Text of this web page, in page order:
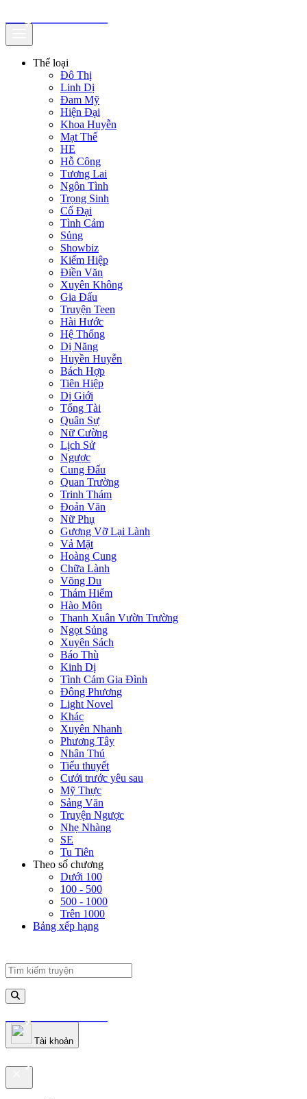
Thể loại
Đô Thị
Linh Dị
Đam Mỹ
Hiện Đại
Khoa Huyễn
Mạt Thế
HE
Hỗ Công
Tương Lai
Ngôn Tình
Trọng Sinh
Cổ Đại
Tình Cảm
Sủng
Showbiz
Kiếm Hiệp
Điền Văn
Xuyên Không
Gia Đấu
Truyện Teen
Hài Hước
Hệ Thống
Dị Năng
Huyền Huyễn
Bách Hợp
Tiên Hiệp
Dị Giới
Tổng Tài
Quân Sự
Nữ Cường
Lịch Sử
Ngược
Cung Đấu
Quan Trường
Trinh Thám
Đoản Văn
Nữ Phụ
Gương Vỡ Lại Lành
Vả Mặt
Hoàng Cung
Chữa Lành
Võng Du
Thám Hiểm
Hào Môn
Thanh Xuân Vườn Trường
Ngọt Sủng
Xuyên Sách
Báo Thù
Kinh Dị
Tình Cảm Gia Đình
Đông Phương
Light Novel
Khác
Xuyên Nhanh
Phương Tây
Nhân Thú
Tiểu thuyết
Cưới trước yêu sau
Mỹ Thực
Sảng Văn
Truyện Ngược
Nhẹ Nhàng
SE
Tu Tiên
Theo số chương
Dưới 100
100 - 500
500 - 1000
Trên 1000
Bảng xếp hạng
truyenfullz.com
Tài khoản
truyenfullz.com